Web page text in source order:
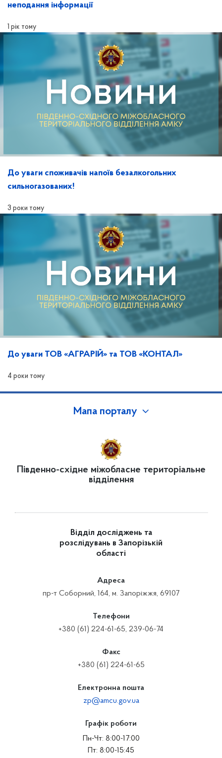
неподання інформації
1 рік тому
До уваги споживачів напоїв безалкогольних
сильногазованих!
3 роки тому
До уваги ТОВ «АГРАРІЙ» та ТОВ «КОНТАЛ»
4 роки тому
Мапа порталу
Південно-східне міжобласне територіальне
відділення
Відділ досліджень та
розслідувань в Запорізькій
області
Адреса
пр-т Соборний, 164, м. Запоріжжя, 69107
Телефони
+380 (61) 224-61-65, 239-06-74
Факс
+380 (61) 224-61-65
Електронна пошта
zp@amcu.gov.ua
Графік роботи
Пн-Чт: 8:00-17:00
Пт: 8:00-15:45